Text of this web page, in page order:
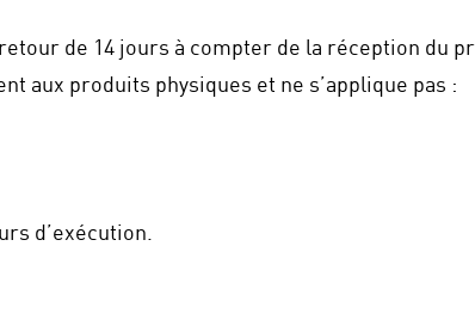
de 14 jours à compter de la réception du
aux produits physiques et ne s’applique pas :
d’exécution.